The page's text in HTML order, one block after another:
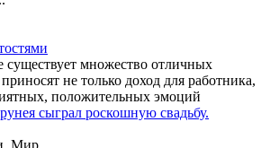
множество отличных
не только доход для работника,
положительных эмоций
Мир